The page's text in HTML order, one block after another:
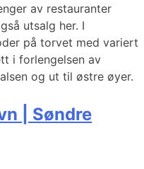
av restauranter
utsalg her. I
på torvet med variert
i forlengelsen av
og ut til østre øyer.
| Søndre